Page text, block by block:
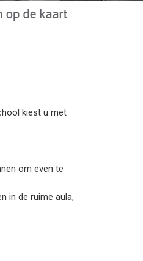
kiest u met
om even te
in de ruime aula,